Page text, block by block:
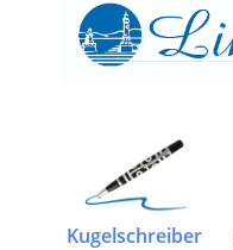
Kugelschreiber